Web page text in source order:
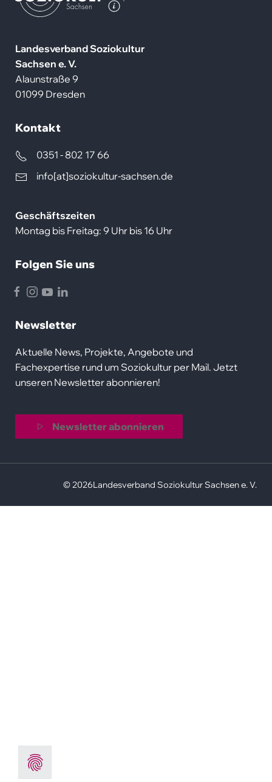
Landesverband Soziokultur
Sachsen e. V.
Alaunstraße 9
01099 Dresden
Kontakt
0351 - 802 17 66
info[at]soziokultur-sachsen.de
Geschäftszeiten
Montag bis Freitag: 9 Uhr bis 16 Uhr
Folgen Sie uns
Facebook
Instagram
YoutubeLinkedIn
Newsletter
Aktuelle News, Projekte, Angebote und
Fachexpertise rund um Soziokultur per Mail. Jetzt
unseren Newsletter abonnieren!
Newsletter abonnieren
© 2026Landesverband Soziokultur Sachsen e. V.